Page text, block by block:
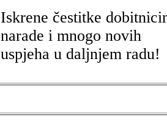
Iskrene čestitke
narade i mnogo novih
uspjeha u daljnjem radu!